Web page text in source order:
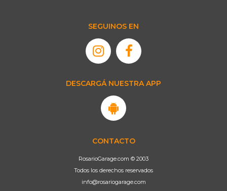
SEGUINOS EN
DESCARGÁ NUESTRA APP
CONTACTO
RosarioGarage.com © 2003
Todos los derechos reservados
info@rosariogarage.com